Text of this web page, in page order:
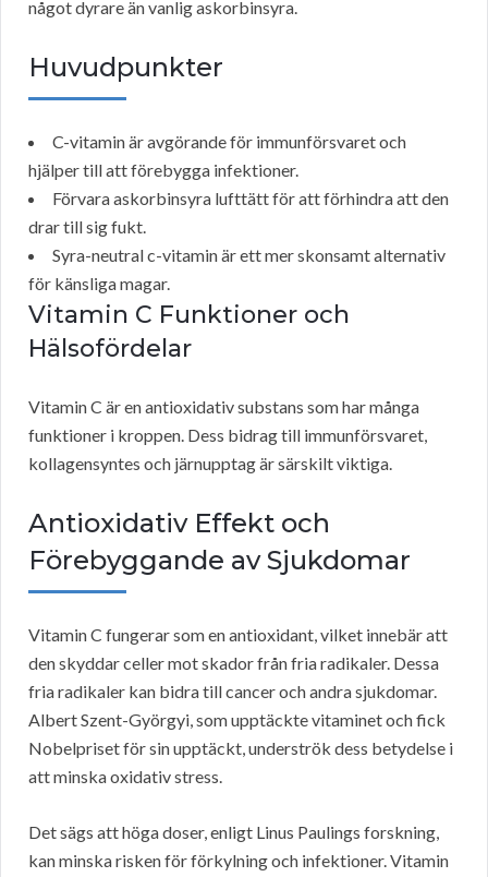
något dyrare än vanlig askorbinsyra.
Huvudpunkter
C-vitamin är avgörande för immunförsvaret och
hjälper till att förebygga infektioner.
Förvara askorbinsyra lufttätt för att förhindra att den
drar till sig fukt.
Syra-neutral c-vitamin är ett mer skonsamt alternativ
för känsliga magar.
Vitamin C Funktioner och
Hälsofördelar
Vitamin C är en antioxidativ substans som har många
funktioner i kroppen. Dess bidrag till immunförsvaret,
kollagensyntes och järnupptag är särskilt viktiga.
Antioxidativ Effekt och
Förebyggande av Sjukdomar
Vitamin C fungerar som en antioxidant, vilket innebär att
den skyddar celler mot skador från fria radikaler. Dessa
fria radikaler kan bidra till cancer och andra sjukdomar.
Albert Szent-Györgyi, som upptäckte vitaminet och fick
Nobelpriset för sin upptäckt, underströk dess betydelse i
att minska oxidativ stress.
Det sägs att höga doser, enligt Linus Paulings forskning,
kan minska risken för förkylning och infektioner. Vitamin